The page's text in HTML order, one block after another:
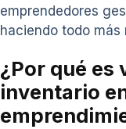
emprendedores
haciendo todo
¿Por qué es
inventario